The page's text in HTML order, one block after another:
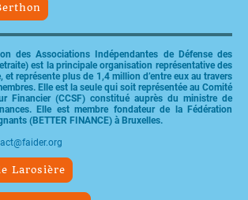
des Associations Indépendantes de Défense des
est la principale organisation représentative des
et représente plus de 1,4 million d’entre eux au travers
Elle est la seule qui soit représentée au Comité
Financier (CCSF) constitué auprès du ministre de
Elle est membre fondateur de la Fédération
(BETTER FINANCE) à Bruxelles.
Larosière